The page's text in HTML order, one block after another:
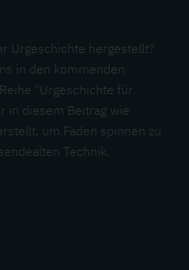
Urgeschichte hergestellt?
in den kommenden
"Urgeschichte für
in diesem Beitrag wie
um Fäden spinnen zu
Technik.